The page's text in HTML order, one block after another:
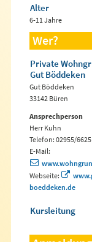
Alter
6-11 Jahre
Wer?
Private
Gut Böddeken
Gut Böddeken
33142 Büren
Ansprechperson
Herr Kuhn
Telefon: 02955/6625
E-Mail:
Webseite:
boeddeken.de
Kursleitung